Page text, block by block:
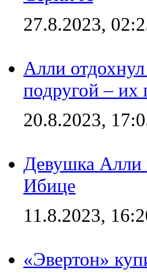
27.8.2023,
Алли
подругой – их
20.8.2023,
Девушка Алли
Ибице
11.8.2023,
«Эвертон»